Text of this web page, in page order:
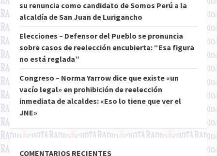
su renuncia como candidato de Somos Perú a la
alcaldía de San Juan de Lurigancho
Elecciones – Defensor del Pueblo se pronuncia
sobre casos de reelección encubierta: “Esa figura
no está reglada”
Congreso – Norma Yarrow dice que existe «un
vacío legal» en prohibición de reelección
inmediata de alcaldes: «Eso lo tiene que ver el
JNE»
COMENTARIOS RECIENTES